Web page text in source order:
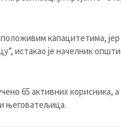
капацитетима,
истакао је начелник
65 активних корисника, а
његоватељица.